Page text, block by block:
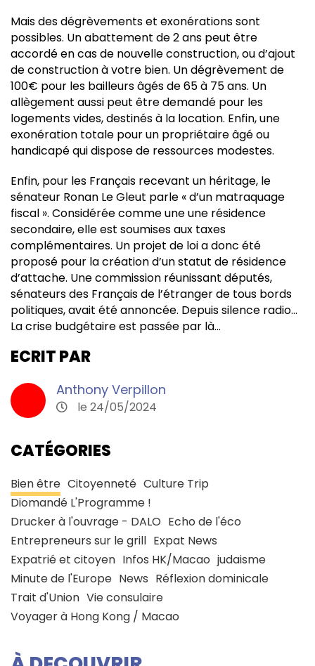
Mais des dégrèvements et exonérations sont
possibles. Un abattement de 2 ans peut être
accordé en cas de nouvelle construction, ou d’ajout
de construction à votre bien. Un dégrèvement de
100€ pour les bailleurs âgés de 65 à 75 ans. Un
allègement aussi peut être demandé pour les
logements vides, destinés à la location. Enfin, une
exonération totale pour un propriétaire âgé ou
handicapé qui dispose de ressources modestes.
Enfin, pour les Français recevant un héritage, le
sénateur Ronan Le Gleut parle « d’un matraquage
fiscal ». Considérée comme une une résidence
secondaire, elle est soumises aux taxes
complémentaires. Un projet de loi a donc été
proposé pour la création d’un statut de résidence
d’attache. Une commission réunissant députés,
sénateurs des Français de l’étranger de tous bords
politiques, avait été annoncée. Depuis silence radio…
La crise budgétaire est passée par là…
ECRIT PAR
Anthony Verpillon
le 24/05/2024
CATÉGORIES
Bien être Citoyenneté Culture Trip
Diomandé L'Programme !
Drucker à l'ouvrage - DALO Echo de l'éco
Entrepreneurs sur le grill Expat News
Expatrié et citoyen Infos HK/Macao judaisme
Minute de l'Europe News Réflexion dominicale
Trait d'Union Vie consulaire
Voyager à Hong Kong / Macao